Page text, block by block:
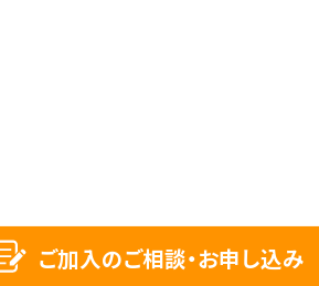
ご加入のご相談・お申し込み